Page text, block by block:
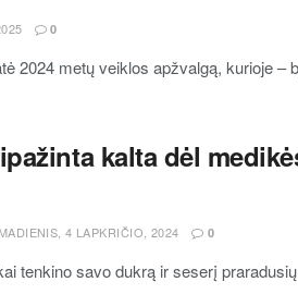
0
2024 metų veiklos apžvalgą, kurioje
kalta dėl
4 LAPKRIČIO, 2024 0
tenkino savo dukrą ir seserį